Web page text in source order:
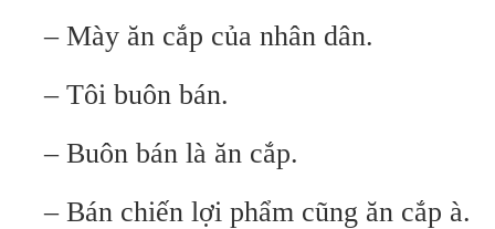
– Mày ăn cắp của nhân dân.
– Tôi buôn bán.
– Buôn bán là ăn cắp.
– Bán chiến lợi phẩm cũng ăn cắp à.